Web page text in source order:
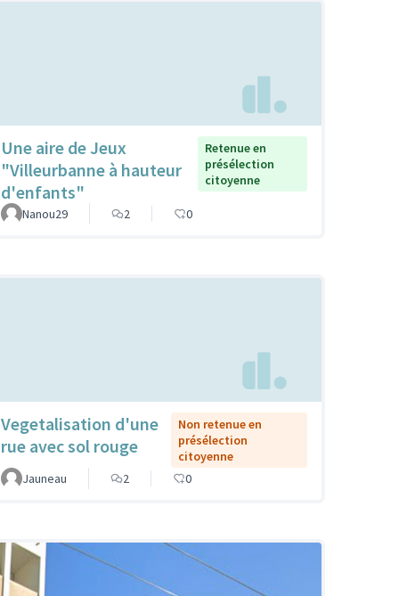
Une aire de Jeux
"Villeurbanne à hauteur
d'enfants"
Retenue en
présélection
citoyenne
Nanou29 2 0
Vegetalisation d'une
rue avec sol rouge
Non retenue en
présélection
citoyenne
Jauneau
2 0